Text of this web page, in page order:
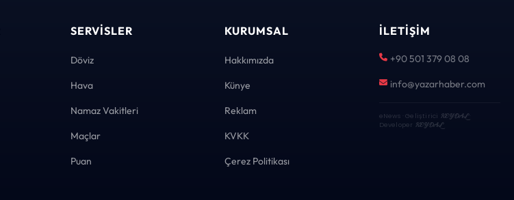
SERVISLER
Döviz
Hava
Namaz Vakitleri
Maçlar
Puan
KURUMSAL
Hakkımızda
Künye
Reklam
KVKK
Çerez Politikası
İLETIŞIM
+90 501 379 08 08
info@yazarhaber.com
eNews · Geliştirici KEYDAL·
Developer KEYDAL